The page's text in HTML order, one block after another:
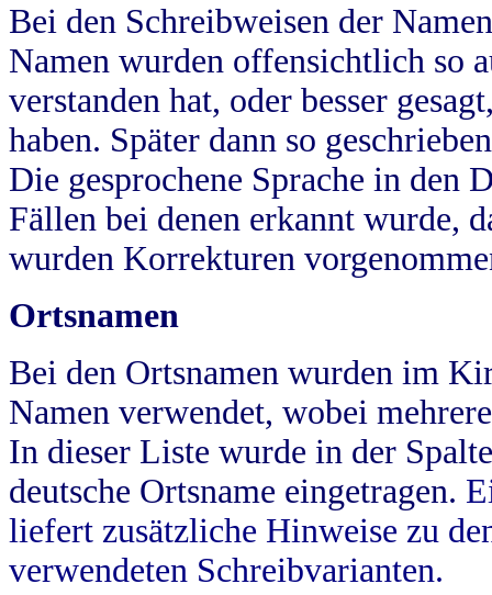
Bei den Schreibweisen der
Namen wurden offensichtlich so
verstanden hat, oder besser
haben. Später dann so
Die gesprochene Sprache in
Fällen bei denen erkannt wurde,
wurden Korrekturen
Ortsnamen
Bei den Ortsnamen wurden im
Namen verwendet, wobei
In dieser Liste wurde in der
deutsche Ortsname eingetragen.
liefert zusätzliche Hinweise zu
verwendeten Schreibvarianten.